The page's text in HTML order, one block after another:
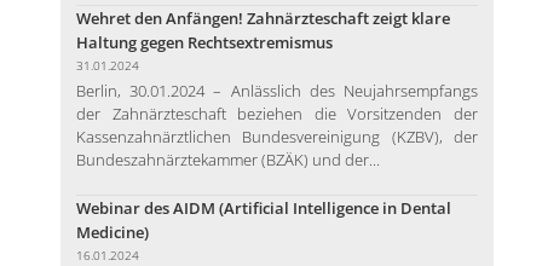
Wehret den Anfängen! Zahnärzteschaft zeigt klare
Haltung gegen Rechtsextremismus
31.01.2024
Berlin, 30.01.2024 – Anlässlich des Neujahrsempfangs
der Zahnärzteschaft beziehen die Vorsitzenden der
Kassenzahnärztlichen Bundesvereinigung (KZBV), der
Bundeszahnärztekammer (BZÄK) und der...
Webinar des AIDM (Artificial Intelligence in Dental
Medicine)
16.01.2024